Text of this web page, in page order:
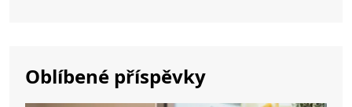
Oblíbené příspěvky